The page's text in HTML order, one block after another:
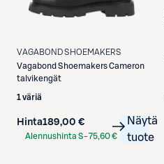
VAGABOND SHOEMAKERS
Vagabond ShoemakersCameron
talvikengät
1 väriä
Hinta189,00 €
Alennushinta S-75,60 €
Näytä
tuote